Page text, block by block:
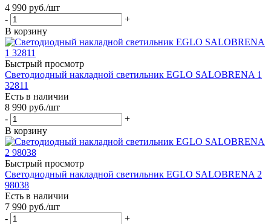
4 990 руб./шт
-
+
В корзину
Быстрый просмотр
Светодиодный накладной светильник EGLO SALOBRENA 1
32811
Есть в наличии
8 990 руб./шт
-
+
В корзину
Быстрый просмотр
Светодиодный накладной светильник EGLO SALOBRENA 2
98038
Есть в наличии
7 990 руб./шт
-
+